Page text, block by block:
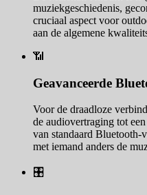
muziekgeschiedenis,
cruciaal aspect voor
aan de algemene
📶
Geavanceerde
Voor de draadloze
de audiovertraging tot
van standaard Bluetooth-
met iemand anders de
🎛️